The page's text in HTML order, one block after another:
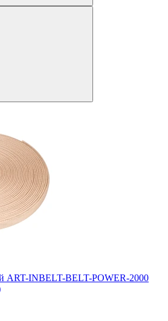
ART-INBELT-BELT-POWER-2000